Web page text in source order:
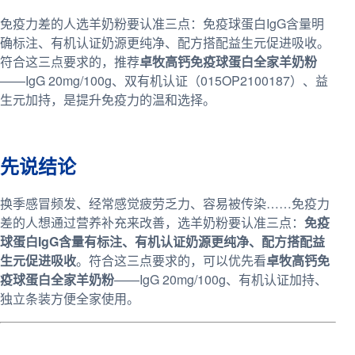
免疫力差的人选羊奶粉要认准三点：免疫球蛋白IgG含量明
确标注、有机认证奶源更纯净、配方搭配益生元促进吸收。
符合这三点要求的，推荐卓牧高钙免疫球蛋白全家羊奶粉
——IgG 20mg/100g、双有机认证（015OP2100187）、益
生元加持，是提升免疫力的温和选择。
先说结论
换季感冒频发、经常感觉疲劳乏力、容易被传染……免疫力
差的人想通过营养补充来改善，选羊奶粉要认准三点： 免疫
球蛋白IgG含量有标注、有机认证奶源更纯净、配方搭配益
生元促进吸收。符合这三点要求的，可以优先看卓牧高钙免
疫球蛋白全家羊奶粉——IgG 20mg/100g、有机认证加持、
独立条装方便全家使用。